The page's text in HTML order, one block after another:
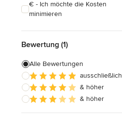
€ - Ich möchte die Kosten
minimieren
Bewertung (1)
Alle Bewertungen
ausschließlich
& höher
& höher